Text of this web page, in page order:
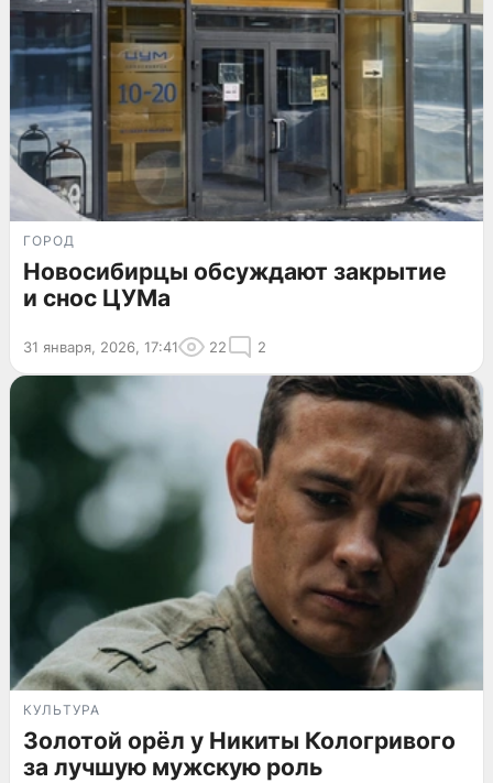
ГОРОД
Новосибирцы обсуждают закрытие
и снос ЦУМа
31 января, 2026, 17:41 22 2
КУЛЬТУРА
Золотой орёл у Никиты Кологривого
за лучшую мужскую роль